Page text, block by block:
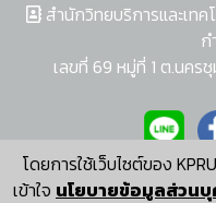
โดยการใช้เว็บไซต์ของ
เข้าใจ นโยบายข้อมูลส่วนบุ
สำนักวิทยบริการและเท
ก
เลขที่ 69 หมู่ที่ 1 ต.นคร
ผู้พัฒนาร